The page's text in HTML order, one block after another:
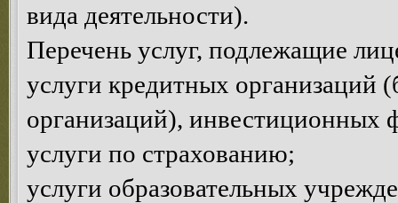
вида деятельности).
Перечень услуг, подлежащие
услуги кредитных организаций
организаций), инвестиционных
услуги по страхованию;
услуги образовательных